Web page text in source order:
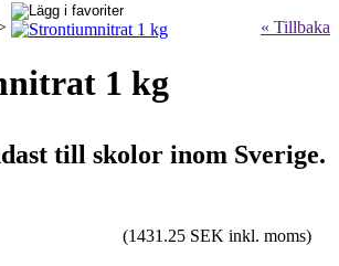
« Tillbaka
1 kg
till skolor inom Sverige.
(1431.25 SEK inkl. moms)